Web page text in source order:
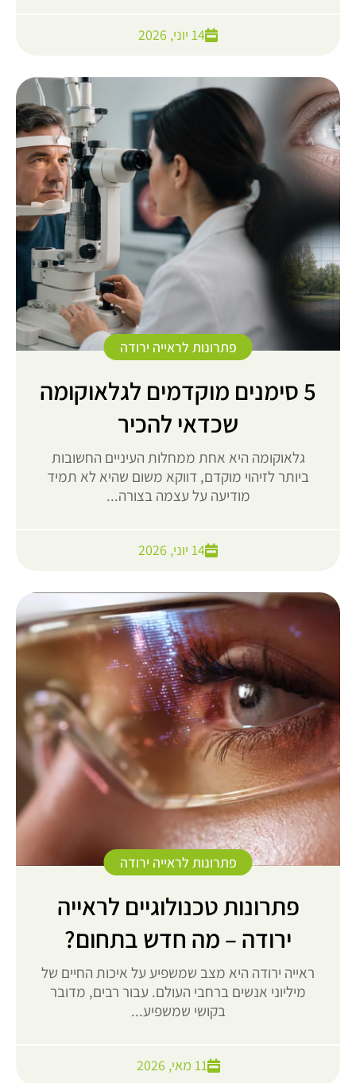
14 יוני, 2026
פתרונות לראייה ירודה
5 סימנים מוקדמים לגלאוקומה
שכדאי להכיר
גלאוקומה היא אחת ממחלות העיניים החשובות
ביותר לזיהוי מוקדם, דווקא משום שהיא לא תמיד
מודיעה על עצמה בצורה...
14 יוני, 2026
פתרונות לראייה ירודה
פתרונות טכנולוגיים לראייה
ירודה – מה חדש בתחום?
ראייה ירודה היא מצב שמשפיע על איכות החיים של
מיליוני אנשים ברחבי העולם. עבור רבים, מדובר
בקושי שמשפיע...
11 מאי, 2026